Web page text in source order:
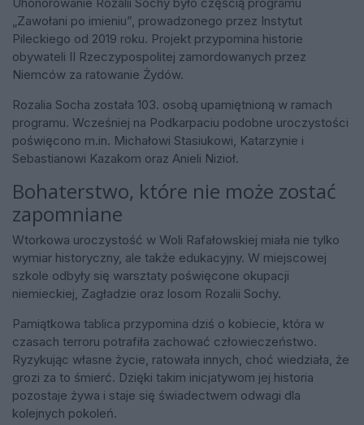
„Zawołani po imieniu”, prowadzonego przez Instytut
Pileckiego od 2019 roku. Projekt przypomina historie
obywateli II Rzeczypospolitej zamordowanych przez
Niemców za ratowanie Żydów.
Rozalia Socha została 103. osobą upamiętnioną w ramach
programu. Wcześniej na Podkarpaciu podobne uroczystości
poświęcono m.in. Michałowi Stasiukowi, Katarzynie i
Sebastianowi Kazakom oraz Anieli Nizioł.
Bohaterstwo, które nie może zostać
zapomniane
Wtorkowa uroczystość w Woli Rafałowskiej miała nie tylko
wymiar historyczny, ale także edukacyjny. W miejscowej
szkole odbyły się warsztaty poświęcone okupacji
niemieckiej, Zagładzie oraz losom Rozalii Sochy.
Pamiątkowa tablica przypomina dziś o kobiecie, która w
czasach terroru potrafiła zachować człowieczeństwo.
Ryzykując własne życie, ratowała innych, choć wiedziała, że
grozi za to śmierć. Dzięki takim inicjatywom jej historia
pozostaje żywa i staje się świadectwem odwagi dla
kolejnych pokoleń.